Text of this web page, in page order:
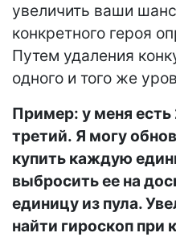
увеличить ваши
конкретного героя
Путем удаления
одного и того же
Пример: у меня есть
третий. Я могу
купить каждую
выбросить ее на
единицу из пула.
найти гироскоп при